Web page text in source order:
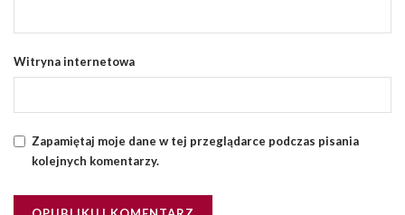
Witryna internetowa
Zapamiętaj moje dane w tej przeglądarce podczas pisania
kolejnych komentarzy.